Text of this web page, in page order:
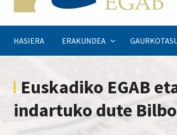
HASIERA ERAKUNDEA
Euskadiko EGAB
indartuko dute